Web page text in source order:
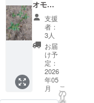
オモジ
のオー
ナー
に！】
数年後
にアオ
モジの
実を収
穫でき
るよう
になり
支援
者：
3人
お届
け予
定：
2026
年05
月
こ
の
リ